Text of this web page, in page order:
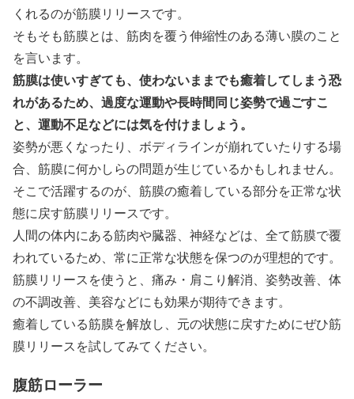
くれるのが筋膜リリースです。
そもそも筋膜とは、筋肉を覆う伸縮性のある薄い膜のこと
を言います。
筋膜は使いすぎても、使わないままでも癒着してしまう恐
れがあるため、過度な運動や長時間同じ姿勢で過ごすこ
と、運動不足などには気を付けましょう。
姿勢が悪くなったり、ボディラインが崩れていたりする場
合、筋膜に何かしらの問題が生じているかもしれません。
そこで活躍するのが、筋膜の癒着している部分を正常な状
態に戻す筋膜リリースです。
人間の体内にある筋肉や臓器、神経などは、全て筋膜で覆
われているため、常に正常な状態を保つのが理想的です。
筋膜リリースを使うと、痛み・肩こり解消、姿勢改善、体
の不調改善、美容などにも効果が期待できます。
癒着している筋膜を解放し、元の状態に戻すためにぜひ筋
膜リリースを試してみてください。
腹筋ローラー